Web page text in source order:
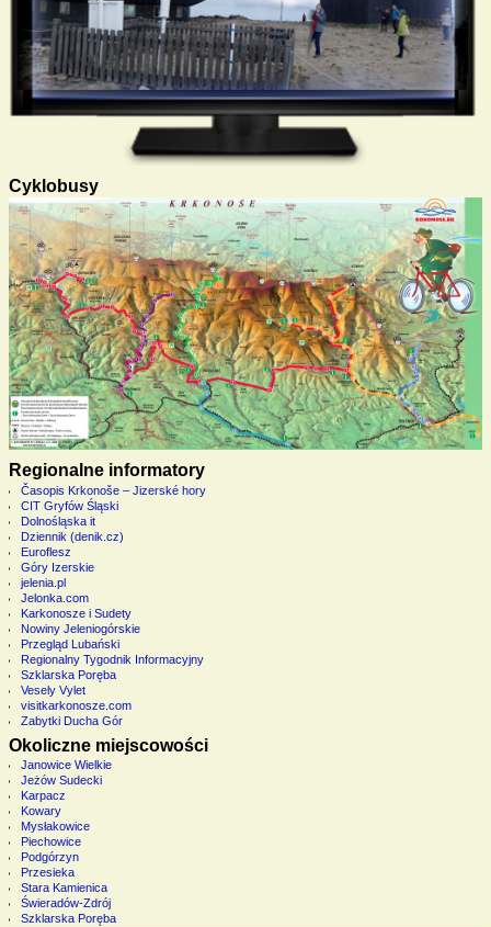
Cyklobusy
Regionalne informatory
Časopis Krkonoše – Jizerské hory
CIT Gryfów Śląski
Dolnośląska it
Dziennik (denik.cz)
Euroflesz
Góry Izerskie
jelenia.pl
Jelonka.com
Karkonosze i Sudety
Nowiny Jeleniogórskie
Przegląd Lubański
Regionalny Tygodnik Informacyjny
Szklarska Poręba
Vesely Vylet
visitkarkonosze.com
Zabytki Ducha Gór
Okoliczne miejscowości
Janowice Wielkie
Jeżów Sudecki
Karpacz
Kowary
Mysłakowice
Piechowice
Podgórzyn
Przesieka
Stara Kamienica
Świeradów-Zdrój
Szklarska Poręba